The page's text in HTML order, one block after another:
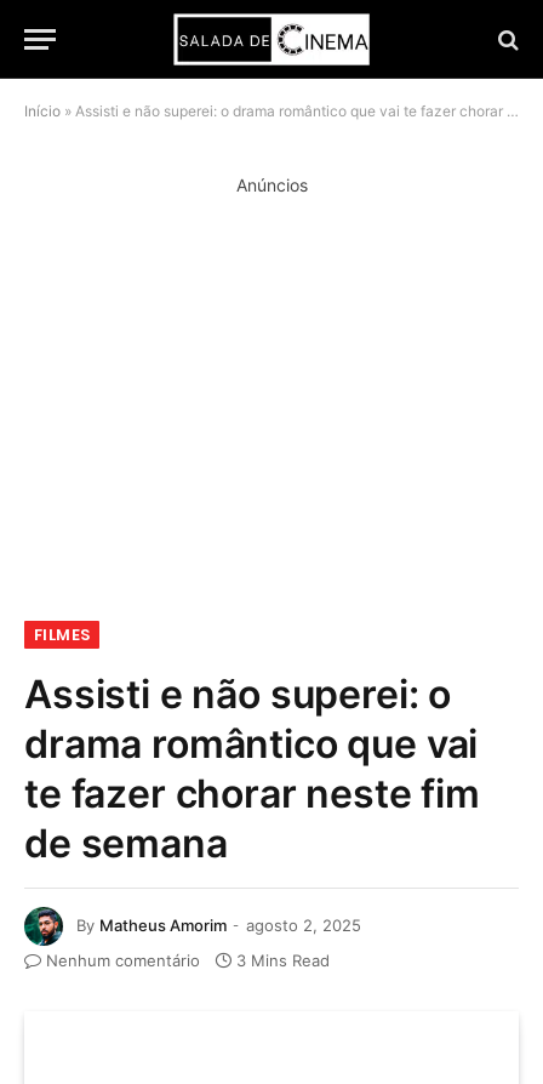
Início » Assisti e não superei: o drama romântico que vai te fazer chorar neste fim de semana
Anúncios
FILMES
Assisti e não superei: o
drama romântico que vai
te fazer chorar neste fim
de semana
By Matheus Amorim
agosto 2, 2025
Nenhum comentário
3 Mins Read